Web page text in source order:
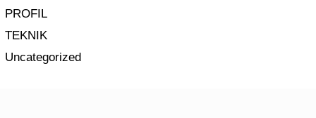
PROFIL
TEKNIK
Uncategorized